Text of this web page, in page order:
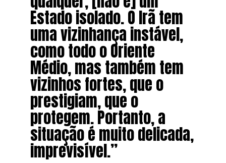
Estado isolado. O Irã tem
uma vizinhança instável,
como todo o Oriente
Médio, mas também tem
vizinhos fortes, que o
prestigiam, que o
protegem. Portanto, a
situação é muito delicada,
imprevisível.”